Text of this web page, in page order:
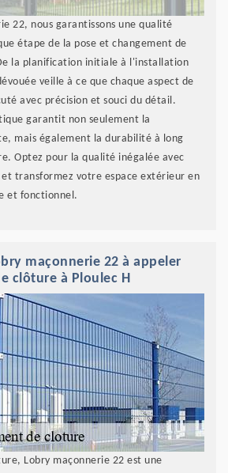
22, nous garantissons une qualité
étape de la pose et changement de
la planification initiale à l'installation
veille à ce que chaque aspect de
avec précision et souci du détail.
garantit non seulement la
mais également la durabilité à long
Optez pour la qualité inégalée avec
et transformez votre espace extérieur en
et fonctionnel.
maçonnerie 22 à appeler
clôture à Ploulec H
Lobry maçonnerie 22 est une